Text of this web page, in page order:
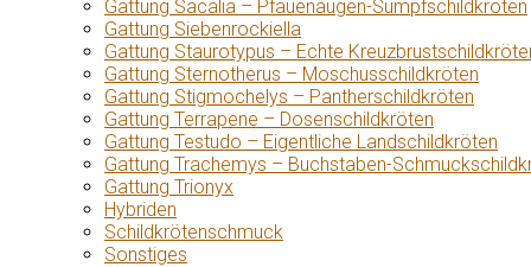
Gattung Sacalia – Pfauenaugen-Sumpfschildkröten
Gattung Siebenrockiella
Gattung Staurotypus – Echte
Gattung Sternotherus – Moschusschildkröten
Gattung Stigmochelys – Pantherschildkröten
Gattung Terrapene – Dosenschildkröten
Gattung Testudo – Eigentliche Landschildkröten
Gattung Trachemys – Buchstaben-
Gattung Trionyx
Hybriden
Schildkrötenschmuck
Sonstiges